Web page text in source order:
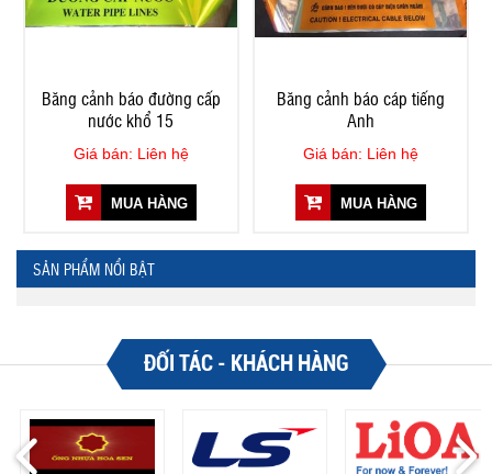
Băng cảnh báo đường cấp
nước khổ 15
Giá bán: Liên hệ
MUA HÀNG
Băng cảnh báo cáp tiếng
Anh
Giá bán: Liên hệ
MUA HÀNG
SẢN PHẨM NỔI BẬT
ĐỐI TÁC - KHÁCH HÀNG